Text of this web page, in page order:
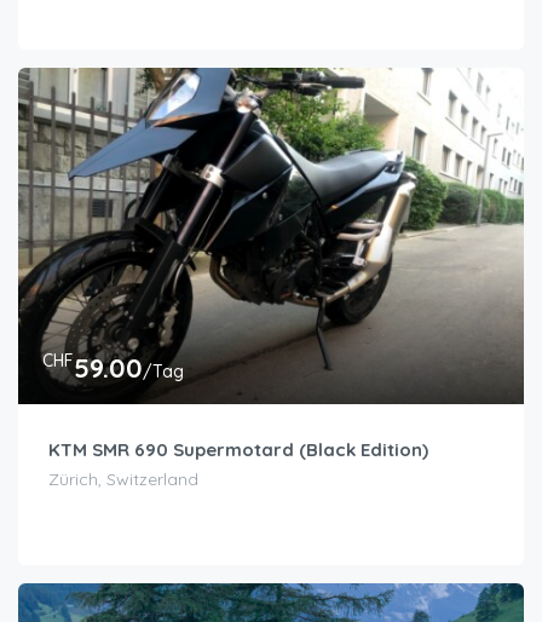
CHF59.00/Tag
KTM SMR 690 Supermotard (Black Edition)
Zürich, Switzerland